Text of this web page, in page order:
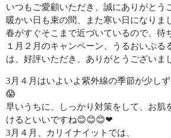
初回限定 日焼け対策シミケアジェット
腸活
BODY
メイク
MAKE
初回限定 メイクレッスン30分✨広島メイ
いつもご愛顧いただき、誠にありがとう
暖かい日も束の間、また寒い日になりま
春がすぐそこまで近づいているので、待
１月２月のキャンペーン、うるおいぷる
は、好評いただき、ありがとうございま
3月４月はいよいよ紫外線の季節が少しず
😱
早いうちに、しっかり対策をして、お肌
けるといいですね😊😊😊❤
3月４月、カリイナイットでは、